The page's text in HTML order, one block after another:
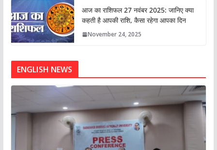
आज का राशिफल 27 नवंबर 2025: जानिए क्या
कहती है आपकी राशि, कैसा रहेगा आपका दिन
November 24, 2025
ENGLISH NEWS